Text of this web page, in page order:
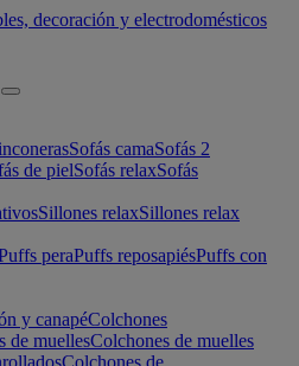
Sofás camaSofás 2
de pielSofás relaxSofás
Sillones relaxSillones relax
peraPuffs reposapiésPuffs con
y canapéColchones
de muellesColchones de muelles
Colchones de